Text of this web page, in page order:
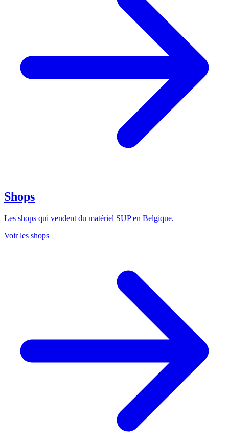
Shops
Les shops qui vendent du matériel SUP en Belgique.
Voir les shops